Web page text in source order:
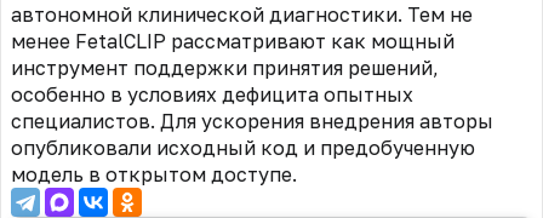
автономной клинической диагностики. Тем не
менее FetalCLIP рассматривают как мощный
инструмент поддержки принятия решений,
особенно в условиях дефицита опытных
специалистов. Для ускорения внедрения авторы
опубликовали исходный код и предобученную
модель в открытом доступе.